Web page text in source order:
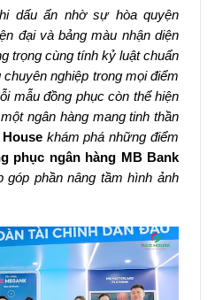
dấu ấn nhờ sự hòa quyện
đại và bảng màu nhận diện
trọng cùng tính kỷ luật chuẩn
nghiệp trong mọi điểm
mẫu đồng phục còn thể hiện
ngân hàng mang tinh thần
khám phá những điểm
phục ngân hàng MB Bank
góp phần nâng tầm hình ảnh